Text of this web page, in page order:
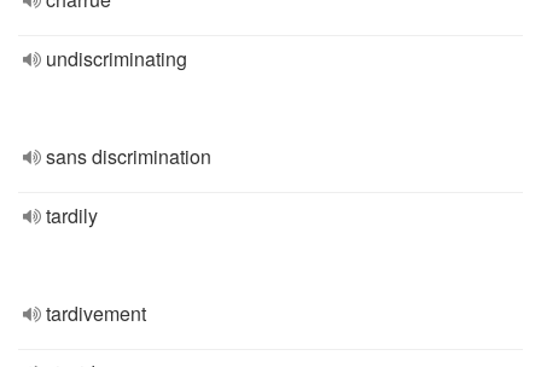
undiscriminating
sans discrimination
tardily
tardivement